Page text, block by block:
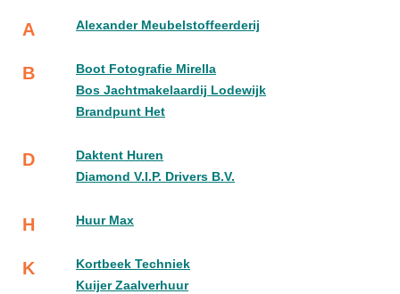
A Alexander Meubelstoffeerderij
B
Boot Fotografie Mirella
Bos Jachtmakelaardij Lodewijk
Brandpunt Het
D
Daktent Huren
Diamond V.I.P. Drivers B.V.
H Huur Max
K
Kortbeek Techniek
Kuijer Zaalverhuur